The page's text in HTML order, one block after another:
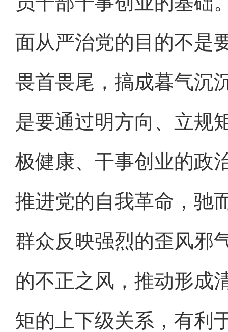
面从严治党的目的不是
畏首畏尾，搞成暮气沉
是要通过明方向、立规
极健康、干事创业的政
推进党的自我革命，驰
群众反映强烈的歪风邪
的不正之风，推动形成
矩的上下级关系，有利